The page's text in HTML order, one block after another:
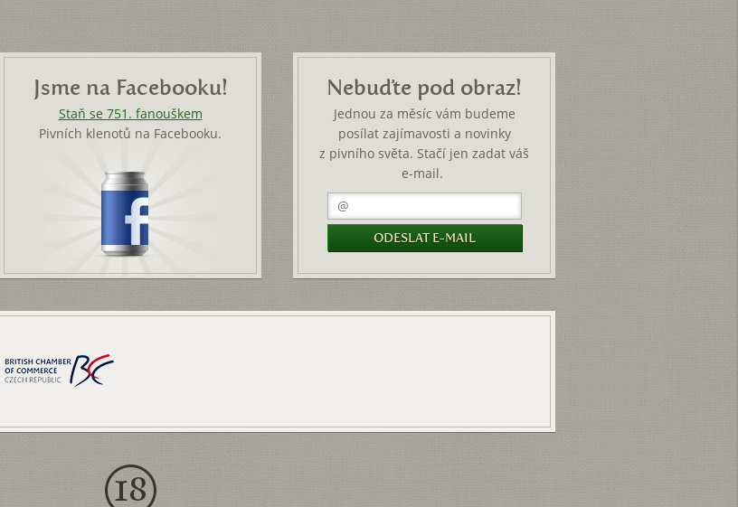
Jsme na Facebooku!
Staň se 751. fanouškem
Pivních klenotů na Facebooku.
Nebuďte pod obraz!
Jednou za měsíc vám budeme
posílat zajímavosti a novinky
z pivního světa. Stačí jen zadat váš
e-mail.